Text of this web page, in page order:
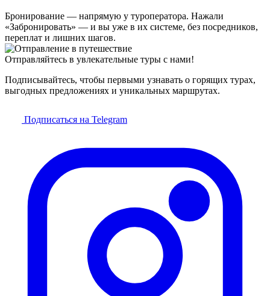
Бронирование — напрямую у туроператора. Нажали
«Забронировать» — и вы уже в их системе, без посредников,
переплат и лишних шагов.
Отправляйтесь в увлекательные туры с нами!
Подписывайтесь, чтобы первыми узнавать о горящих турах,
выгодных предложениях и уникальных маршрутах.
Подписаться на Telegram